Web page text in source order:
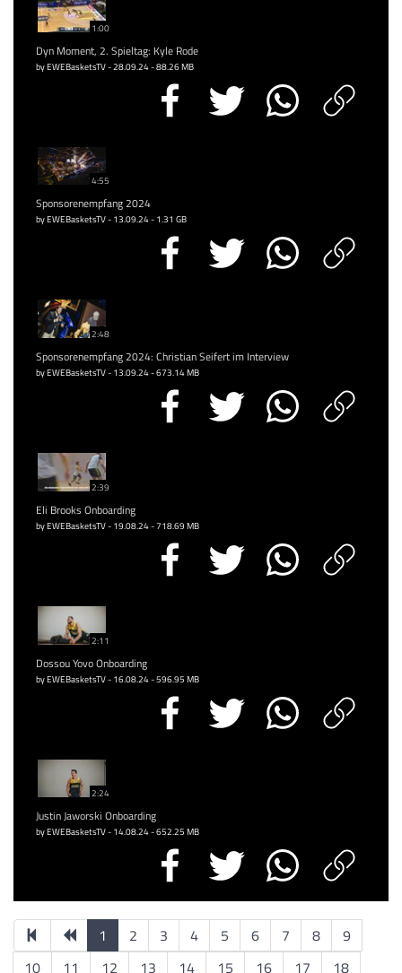
1:00
Dyn Moment, 2. Spieltag: Kyle Rode
by EWEBasketsTV - 28.09.24 - 88.26 MB
4:55
Sponsorenempfang 2024
by EWEBasketsTV - 13.09.24 - 1.31 GB
2:48
Sponsorenempfang 2024: Christian Seifert im Interview
by EWEBasketsTV - 13.09.24 - 673.14 MB
2:39
Eli Brooks Onboarding
by EWEBasketsTV - 19.08.24 - 718.69 MB
2:11
Dossou Yovo Onboarding
by EWEBasketsTV - 16.08.24 - 596.95 MB
2:24
Justin Jaworski Onboarding
by EWEBasketsTV - 14.08.24 - 652.25 MB
1 2 3 4 5 6 7 8
9
10
11 12 13 14 15 16 17 18